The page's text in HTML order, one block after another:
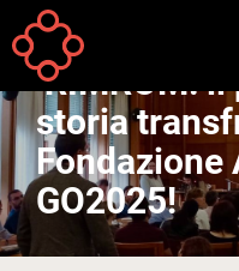
Salta al contenuto principale
Your
are
here
Home
RIMROM: il
storia
Fondazione
GO2025!